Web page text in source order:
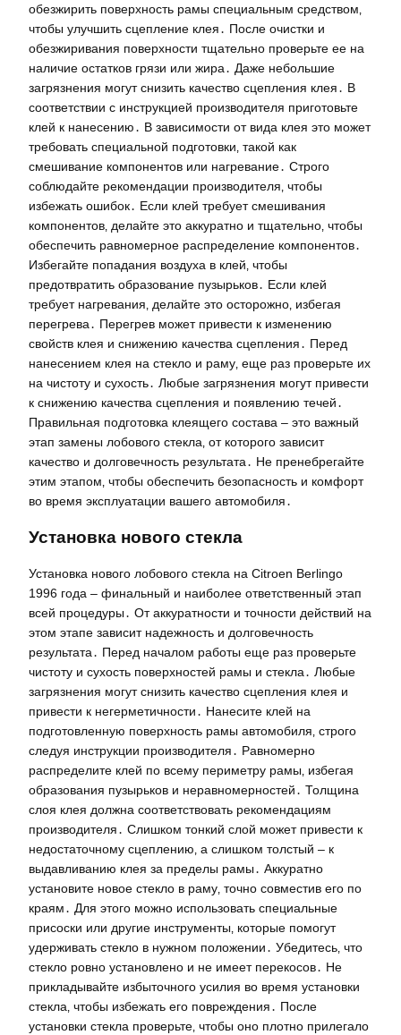
обезжирить поверхность рамы специальным средством‚
чтобы улучшить сцепление клея․ После очистки и
обезжиривания поверхности тщательно проверьте ее на
наличие остатков грязи или жира․ Даже небольшие
загрязнения могут снизить качество сцепления клея․ В
соответствии с инструкцией производителя приготовьте
клей к нанесению․ В зависимости от вида клея это может
требовать специальной подготовки‚ такой как
смешивание компонентов или нагревание․ Строго
соблюдайте рекомендации производителя‚ чтобы
избежать ошибок․ Если клей требует смешивания
компонентов‚ делайте это аккуратно и тщательно‚ чтобы
обеспечить равномерное распределение компонентов․
Избегайте попадания воздуха в клей‚ чтобы
предотвратить образование пузырьков․ Если клей
требует нагревания‚ делайте это осторожно‚ избегая
перегрева․ Перегрев может привести к изменению
свойств клея и снижению качества сцепления․ Перед
нанесением клея на стекло и раму‚ еще раз проверьте их
на чистоту и сухость․ Любые загрязнения могут привести
к снижению качества сцепления и появлению течей․
Правильная подготовка клеящего состава – это важный
этап замены лобового стекла‚ от которого зависит
качество и долговечность результата․ Не пренебрегайте
этим этапом‚ чтобы обеспечить безопасность и комфорт
во время эксплуатации вашего автомобиля․
Установка нового стекла
Установка нового лобового стекла на Citroen Berlingo
1996 года – финальный и наиболее ответственный этап
всей процедуры․ От аккуратности и точности действий на
этом этапе зависит надежность и долговечность
результата․ Перед началом работы еще раз проверьте
чистоту и сухость поверхностей рамы и стекла․ Любые
загрязнения могут снизить качество сцепления клея и
привести к негерметичности․ Нанесите клей на
подготовленную поверхность рамы автомобиля‚ строго
следуя инструкции производителя․ Равномерно
распределите клей по всему периметру рамы‚ избегая
образования пузырьков и неравномерностей․ Толщина
слоя клея должна соответствовать рекомендациям
производителя․ Слишком тонкий слой может привести к
недостаточному сцеплению‚ а слишком толстый – к
выдавливанию клея за пределы рамы․ Аккуратно
установите новое стекло в раму‚ точно совместив его по
краям․ Для этого можно использовать специальные
присоски или другие инструменты‚ которые помогут
удерживать стекло в нужном положении․ Убедитесь‚ что
стекло ровно установлено и не имеет перекосов․ Не
прикладывайте избыточного усилия во время установки
стекла‚ чтобы избежать его повреждения․ После
установки стекла проверьте‚ чтобы оно плотно прилегало